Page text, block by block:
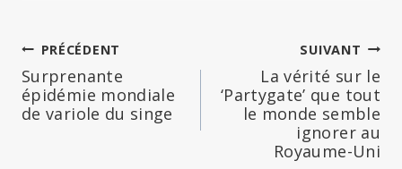
Navigation
de
PRÉCÉDENT
Surprenante
épidémie mondiale
de variole du singe
SUIVANT
La vérité sur le
‘Partygate’ que tout
le monde semble
ignorer au
Royaume-Uni